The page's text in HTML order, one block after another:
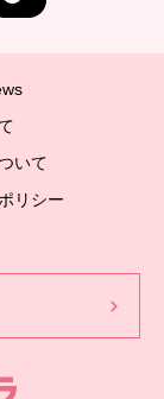
いて
リシー